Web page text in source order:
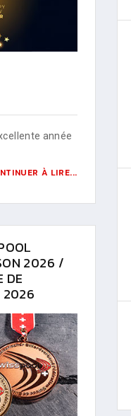
année
À LIRE...
2026 /
DE
2026